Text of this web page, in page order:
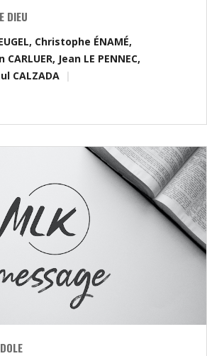
DIEU
, Christophe ÉNAMÉ,
CARLUER, Jean LE PENNEC,
CALZADA